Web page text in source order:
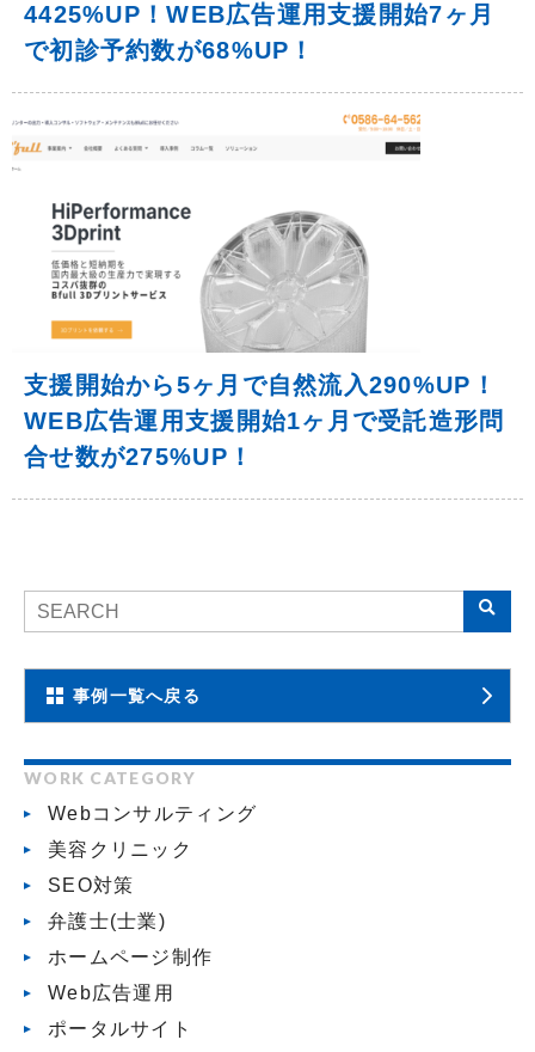
4425%UP！WEB広告運用支援開始7ヶ月
で初診予約数が68%UP！
支援開始から5ヶ月で自然流入290%UP！
WEB広告運用支援開始1ヶ月で受託造形問
合せ数が275%UP！
事例一覧へ戻る
WORK CATEGORY
Webコンサルティング
美容クリニック
SEO対策
弁護士(士業)
ホームページ制作
Web広告運用
ポータルサイト